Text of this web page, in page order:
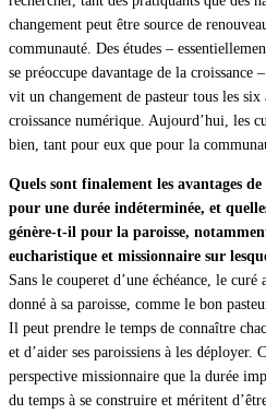
changement peut être source de
communauté. Des études –
se préoccupe davantage de la croissance
vit un changement de pasteur tous les six
croissance numérique. Aujourd’hui, les
bien, tant pour eux que pour la
Quels sont finalement les avantages
pour une durée indéterminée, et
génère-t-il pour la paroisse,
eucharistique et missionnaire sur
Sans le couperet d’une échéance, le
donné à sa paroisse, comme le bon
Il peut prendre le temps de connaître
et d’aider ses paroissiens à les déployer.
perspective missionnaire que la durée
du temps à se construire et méritent